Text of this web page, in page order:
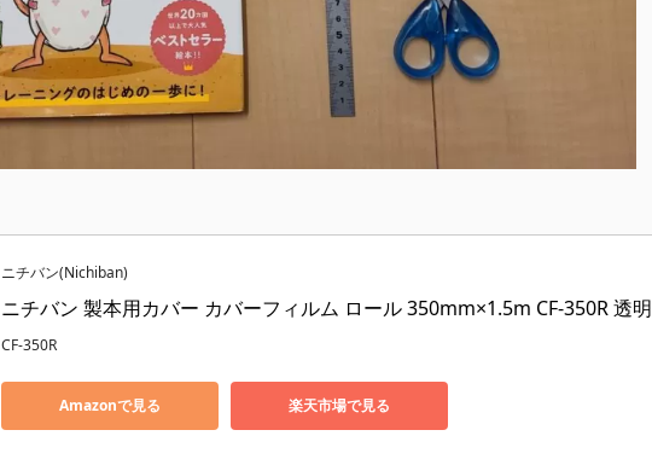
ニチバン(Nichiban)
ニチバン 製本用カバー カバーフィルム ロール 350mm×1.5m CF-350R 透明
CF-350R
Amazonで見る 楽天市場で見る